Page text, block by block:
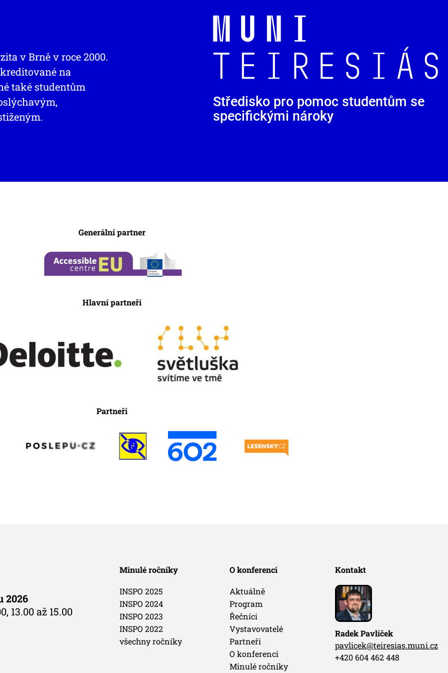
v Brně v roce 2000.
na
také studentům
Středisko pro pomoc studentům se
specifickými nároky
Generální partner
Hlavní partneři
Partneři
2026
13.00 až 15.00
Minulé ročníky
INSPO 2025
INSPO 2024
INSPO 2023
INSPO 2022
všechny ročníky
O konferenci
Aktuálně
Program
Řečníci
Vystavovatelé
Partneři
O konferenci
Minulé ročníky
Kontakt
Radek Pavlíček
pavlicek@teiresias.muni.cz
+420 604 462 448